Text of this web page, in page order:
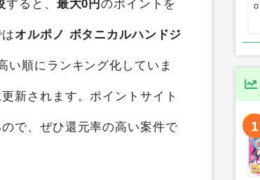
すると、最大0円のポイントを
はオルポノ ボタニカルハンドジ
い順にランキング化していま
新されます。ポイントサイト
1